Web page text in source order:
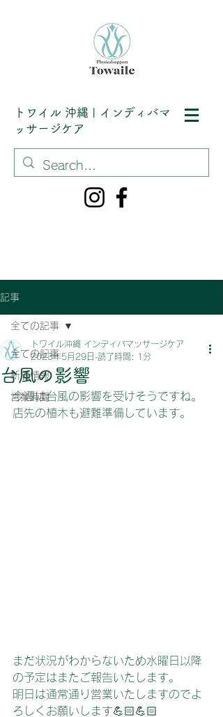
トワイル 沖縄 | インディバマ
ッサージケア
記事
全ての記事
新着情報
営業時間
全ての記事
台風の影響
トワイル沖縄 インディバマッサージケア
2023年5月29日 読了時間: 1分
今週は台風の影響を受けそうですね。
店先の植木も避難準備しています。
まだ状況がわからないため水曜日以降
の予定はまたご報告いたします。
明日は通常通り営業いたしますのでよ
ろしくお願いします💪🏻💪🏻